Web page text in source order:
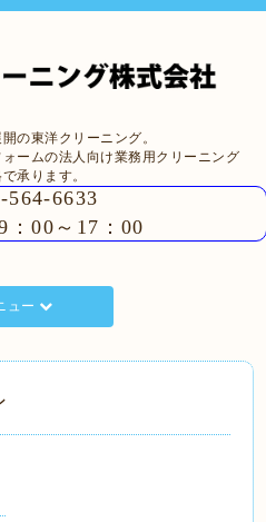
の東洋クリーニング。
ームの法人向け業務用クリーニング
承ります。
564-6633
00～17：00
ュー